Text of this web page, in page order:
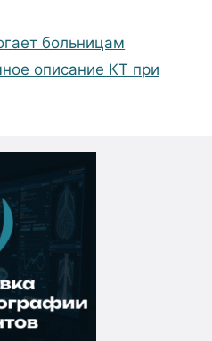
больницам
описание КТ при